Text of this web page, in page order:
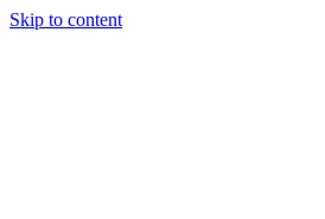
Skip to content